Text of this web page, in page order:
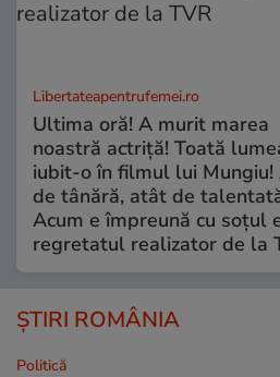
Libertateapentrufemei.ro
Ultima oră! A murit marea
noastră actriță! Toată
iubit-o în filmul lui
de tânără, atât de
Acum e împreună cu soțul
regretatul realizator de la
ȘTIRI ROMÂNIA
Politică